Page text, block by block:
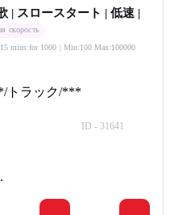
| スロースタート | 低速 |
скорость
mins for 1000 | Min:100 Max:100000
トラック/***
ID - 31641